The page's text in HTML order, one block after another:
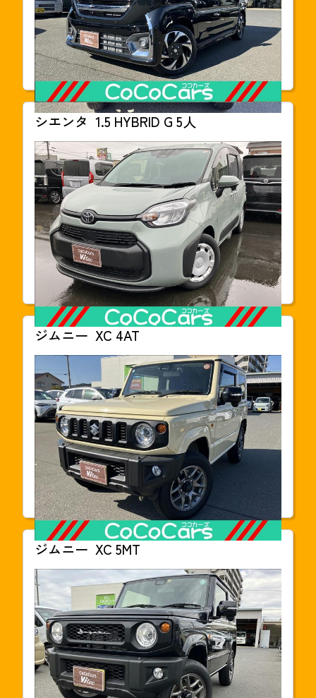
本体価格
2,191,200円
年式
2025年03月
走行距離
176km
車検
2028年03月
シエンタ 1.5 HYBRID G 5人
支払総額
233.8 万円(税込)
本体価格
2,189,000円
年式
2023年07月
走行距離
44,000km
車検
車検整備付
ジムニー XC 4AT
支払総額
217.2 万円(税込)
本体価格
2,172,000円
年式
2022年09月
走行距離
15,000km
車検
2027年09月
ジムニー XC 5MT
支払総額
218.1 万円(税込)
本体価格
2,098,000円
年式
2022年12月
走行距離
14,000km